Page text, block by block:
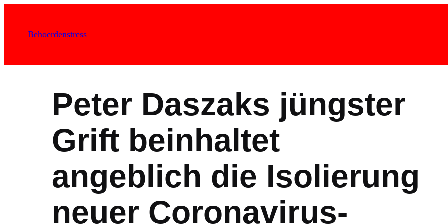
springenBehoerdenstress
Peter Daszaks jüngster
Grift beinhaltet
angeblich die Isolierung
neuer Coronavirus-